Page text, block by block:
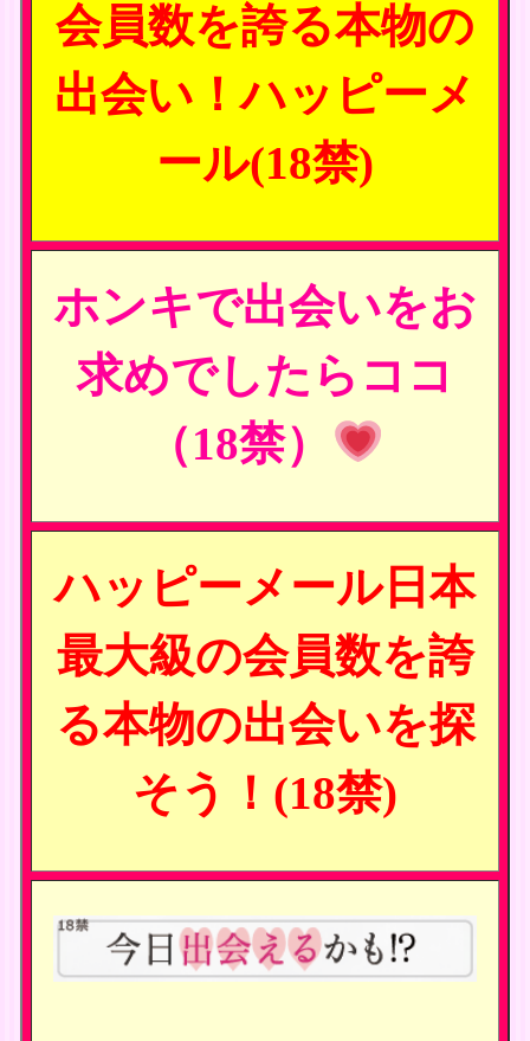
会員数を誇る本物の
出会い！ハッピーメ
ール(18禁)
ホンキで出会いをお
求めでしたらココ
（18禁）
ハッピーメール日本
最大級の会員数を誇
る本物の出会いを探
そう！(18禁)